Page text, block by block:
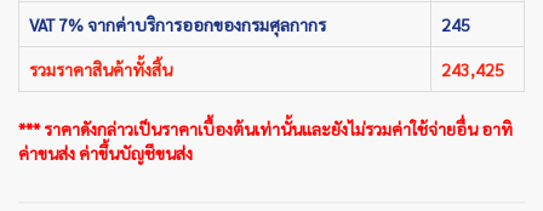
VAT 7% จากค่าบริการออกของกรมศุลกากร 245
รวมราคาสินค้าทั้งสิ้น 243,425
*** ราคาดังกล่าวเป็นราคาเบื้องต้นเท่านั้นและยังไม่รวมค่าใช้จ่ายอื่น อาทิ
ค่าขนส่ง ค่าขึ้นบัญชีขนส่ง